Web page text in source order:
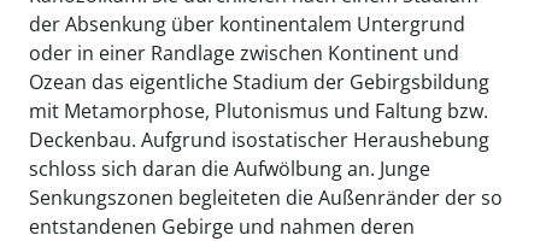
der Absenkung über kontinentalem Untergrund
oder in einer Randlage zwischen Kontinent und
Ozean das eigentliche Stadium der Gebirgsbildung
mit Metamorphose, Plutonismus und Faltung bzw.
Deckenbau. Aufgrund isostatischer Heraushebung
schloss sich daran die Aufwölbung an. Junge
Senkungszonen begleiteten die Außenränder der so
entstandenen Gebirge und nahmen deren